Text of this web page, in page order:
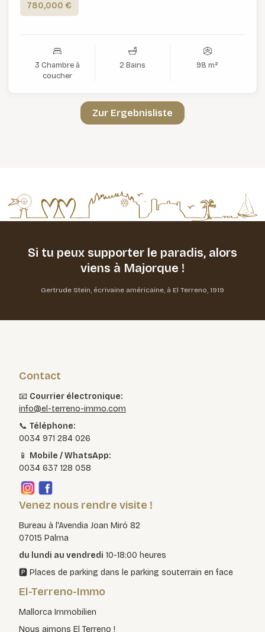
780,000 €
3 Chambre à
coucher
2 Bains 98 m²
Zur Ergebnisliste
Si tu peux supporter le paradis,alors
viens à Majorque !
Gertrude Stein, écrivaine américaine, à El Terreno, 1919
Contact
📧 Courrier électronique:
info@el-terreno-immo.com
📞Téléphone:
0034 971 284 026
📱 Mobile / WhatsApp:
0034 637 128 058
Venez nous rendre visite !
Bureau à l'Avendia Joan Miró 82
07015 Palma
du lundi au vendredi 10-18:00 heures
🅿️ Places de parking dans le parking souterrain en face
El-Terreno-Immo
Mallorca Immobilien
Nous aimons El Terreno !